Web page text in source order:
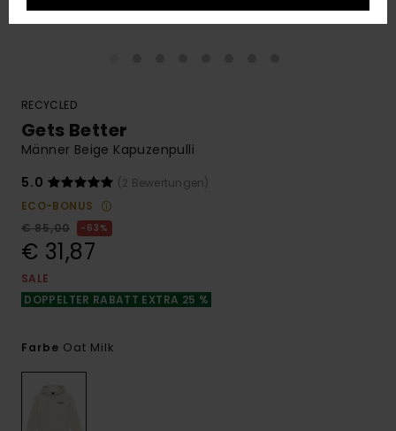
RECYCLED
Gets Better
Männer Beige Kapuzenpulli
5.0
(2 Bewertungen)
ECO-BONUS
€ 85,00
63%
€ 31,87
SALE
DOPPELTER RABATT EXTRA 25 %
Farbe Oat Milk